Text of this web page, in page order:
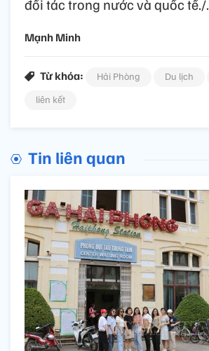
đối tác trong nước và quốc tế./.
Mạnh Minh
Từ khóa: Hải Phòng Du lịch
liên kết
Tin liên quan